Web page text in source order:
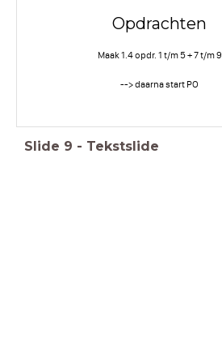
Opdrachten
Maak 1.4 opdr. 1 t/m 5 + 7 t/m 9
--> daarna start PO
Slide 9 - Tekstslide